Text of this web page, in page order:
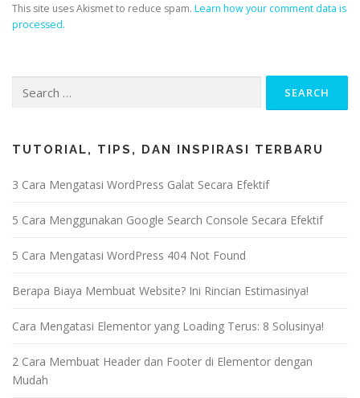
This site uses Akismet to reduce spam. Learn how your comment data is
processed.
TUTORIAL, TIPS, DAN INSPIRASI TERBARU
3 Cara Mengatasi WordPress Galat Secara Efektif
5 Cara Menggunakan Google Search Console Secara Efektif
5 Cara Mengatasi WordPress 404 Not Found
Berapa Biaya Membuat Website? Ini Rincian Estimasinya!
Cara Mengatasi Elementor yang Loading Terus: 8 Solusinya!
2 Cara Membuat Header dan Footer di Elementor dengan
Mudah